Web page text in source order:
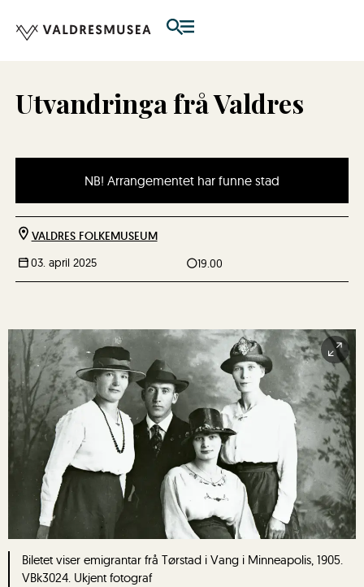
Utvandringa frå Valdres
NB! Arrangementet har funne stad
VALDRES FOLKEMUSEUM
03. april 2025
19.00
Biletet viser emigrantar frå Tørstad i Vang i Minneapolis, 1905.
VBk3024. Ukjent fotograf